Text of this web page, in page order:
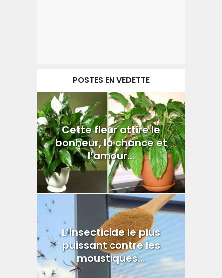
POSTES EN VEDETTE
Cette fleur attire le
bonheur, la chance et
l’amour...
L’insecticide le plus
puissant contre les
moustiques...